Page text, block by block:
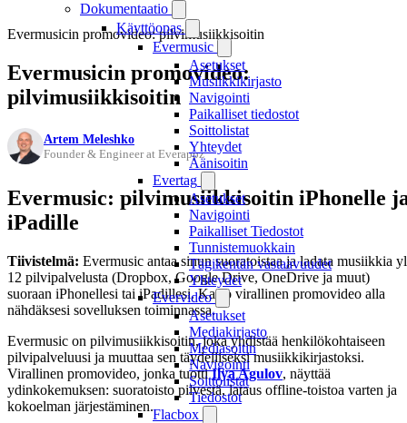
Dokumentaatio
Käyttöopas
Evermusic
Asetukset
Musiikkikirjasto
Navigointi
Paikalliset tiedostot
Soittolistat
Yhteydet
Äänisoitin
Evertag
Asetukset
Navigointi
Paikalliset Tiedostot
Tunnistemuokkain
Tägikentän vastaavuudet
Yhteydet
Evervideo
Asetukset
Mediakirjasto
Mediasoitin
Navigointi
Soittolistat
Tiedostot
Flacbox
Evermusicin promovideo: pilvimusiikkisoitin
Evermusicin promovideo:
pilvimusiikkisoitin
Artem Meleshko
Founder & Engineer at Everappz
Evermusic: pilvimusiikkisoitin iPhonelle
iPadille
Tiivistelmä: Evermusic antaa sinun suoratoistaa ja ladata musiikkia
12 pilvipalvelusta (Dropbox, Google Drive, OneDrive ja muut)
suoraan iPhonellesi tai iPadillesi. Katso virallinen promovideo alla
nähdäksesi sovelluksen toiminnassa.
Evermusic on pilvimusiikkisoitin, joka yhdistää henkilökohtaiseen
pilvipalveluusi ja muuttaa sen täydelliseksi musiikkikirjastoksi.
Virallinen promovideo, jonka tuottiIlya Agulov, näyttää
ydinkokemuksen: suoratoisto pilvestä, lataus offline-toistoa varten ja
kokoelman järjestäminen.